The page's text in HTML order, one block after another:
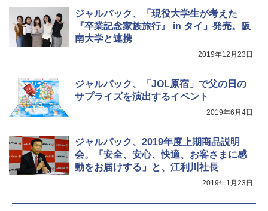
通気窓付き】収納袋付き UVカット 防水 防災
コンパクト iimono117 (ブルー)
￥3,180
ジャルパック、「現役大学生が考えた
『卒業記念家族旅行』 in タイ」発売。阪
南大学と連携
2019年12月23日
ジャルパック、「JOL原宿」で父の日の
サプライズを演出するイベント
2019年6月4日
ジャルパック、2019年度上期商品説明
会。「安全、安心、快適、お客さまに感
動をお届けする」と、江利川社長
2019年1月23日